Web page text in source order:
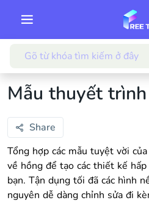
Mẫu thuyết
Share
Tổng hợp các mẫu tuyệt vời
về hồng để tạo các thiết kế
bạn. Tận dụng tối đã các hình
nguyên dễ dàng chỉnh sửa đi